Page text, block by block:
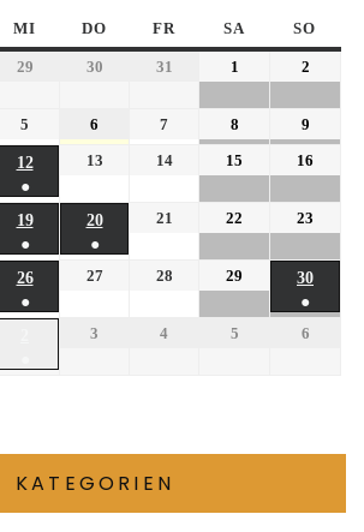
MI DO FR SA SO
29 30 31 1 2
5 6 7 8
9
12
●
13 14 15 16
19
●
20
●
21 22 23
26
●
27 28 29
30
●
3 4 5 6
KATEGORIEN